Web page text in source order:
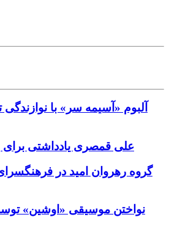
آلبوم «آسیمه سر» با نوازندگی
علی قمصری یادداشتی
گروه رهروان امید در
نواختن موسیقی «اوشین»